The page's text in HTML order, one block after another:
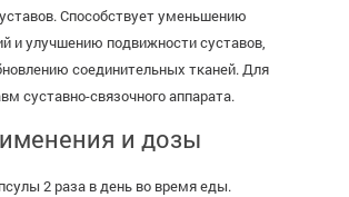
Способствует уменьшению
и улучшению подвижности суставов,
соединительных тканей. Для
суставно-связочного аппарата.
и дозы
2 раза в день во время еды.